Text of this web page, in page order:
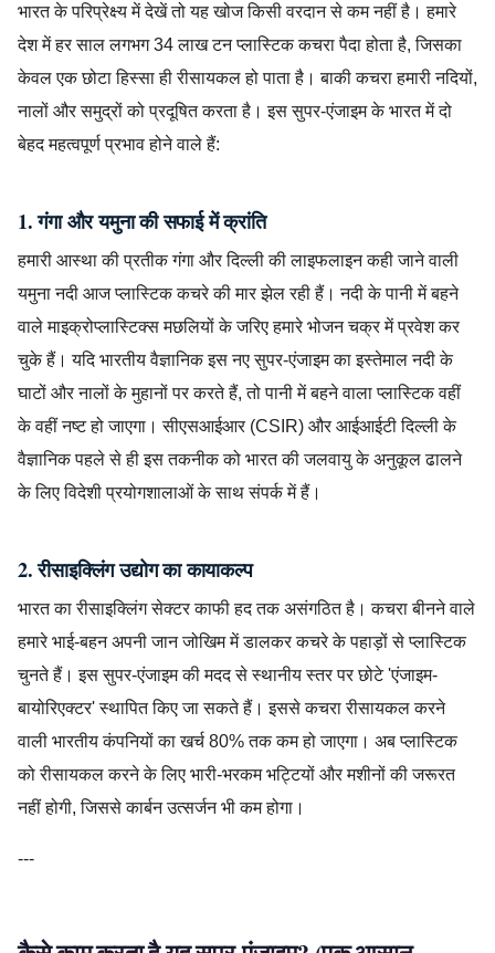
भारत के परिप्रेक्ष्य में देखें तो यह खोज किसी वरदान से कम नहीं है। हमारे
देश में हर साल लगभग 34 लाख टन प्लास्टिक कचरा पैदा होता है, जिसका
केवल एक छोटा हिस्सा ही रीसायकल हो पाता है। बाकी कचरा हमारी नदियों,
नालों और समुद्रों को प्रदूषित करता है। इस सुपर-एंजाइम के भारत में दो
बेहद महत्वपूर्ण प्रभाव होने वाले हैं:
1. गंगा और यमुना की सफाई में क्रांति
हमारी आस्था की प्रतीक गंगा और दिल्ली की लाइफलाइन कही जाने वाली
यमुना नदी आज प्लास्टिक कचरे की मार झेल रही हैं। नदी के पानी में बहने
वाले माइक्रोप्लास्टिक्स मछलियों के जरिए हमारे भोजन चक्र में प्रवेश कर
चुके हैं। यदि भारतीय वैज्ञानिक इस नए सुपर-एंजाइम का इस्तेमाल नदी के
घाटों और नालों के मुहानों पर करते हैं, तो पानी में बहने वाला प्लास्टिक वहीं
के वहीं नष्ट हो जाएगा। सीएसआईआर (CSIR) और आईआईटी दिल्ली के
वैज्ञानिक पहले से ही इस तकनीक को भारत की जलवायु के अनुकूल ढालने
के लिए विदेशी प्रयोगशालाओं के साथ संपर्क में हैं।
2. रीसाइक्लिंग उद्योग का कायाकल्प
भारत का रीसाइक्लिंग सेक्टर काफी हद तक असंगठित है। कचरा बीनने वाले
हमारे भाई-बहन अपनी जान जोखिम में डालकर कचरे के पहाड़ों से प्लास्टिक
चुनते हैं। इस सुपर-एंजाइम की मदद से स्थानीय स्तर पर छोटे 'एंजाइम-
बायोरिएक्टर' स्थापित किए जा सकते हैं। इससे कचरा रीसायकल करने
वाली भारतीय कंपनियों का खर्च 80% तक कम हो जाएगा। अब प्लास्टिक
को रीसायकल करने के लिए भारी-भरकम भट्टियों और मशीनों की जरूरत
नहीं होगी, जिससे कार्बन उत्सर्जन भी कम होगा।
---